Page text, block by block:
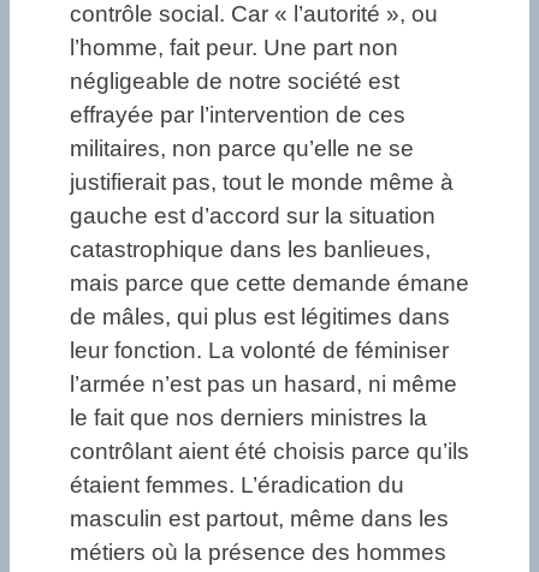
contrôle social. Car « l’autorité », ou
l’homme, fait peur. Une part non
négligeable de notre société est
effrayée par l’intervention de ces
militaires, non parce qu’elle ne se
justifierait pas, tout le monde même à
gauche est d’accord sur la situation
catastrophique dans les banlieues,
mais parce que cette demande émane
de mâles, qui plus est légitimes dans
leur fonction. La volonté de féminiser
l’armée n’est pas un hasard, ni même
le fait que nos derniers ministres la
contrôlant aient été choisis parce qu’ils
étaient femmes. L’éradication du
masculin est partout, même dans les
métiers où la présence des hommes